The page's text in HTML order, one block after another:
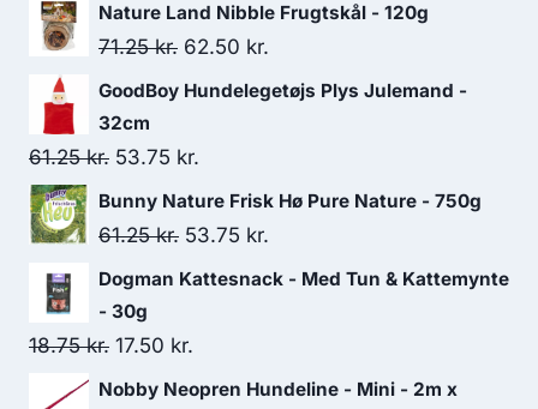
Nature Land Nibble Frugtskål - 120g
71.25kr. Den
oprindelige
var:
71.25 kr..
62.50 kr.
aktuelle
62.50 kr..
GoodBoy Hundelegetøjs Plys Julemand -
32cm
61.25kr. Den
oprindelige
pris
61.25 kr..
53.75 kr.
aktuelle
pris
Bunny Nature Frisk Hø Pure Nature - 750g
61.25kr. Den
oprindelige
var:
61.25 kr..
53.75 kr.
aktuelle
53.75 kr..
Dogman Kattesnack - Med Tun & Kattemynte
- 30g
18.75kr. Den
oprindelige
17.50 kr.
aktuelle
Nobby Neopren Hundeline - Mini - 2m x